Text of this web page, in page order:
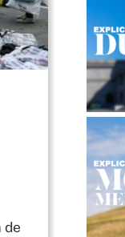
de